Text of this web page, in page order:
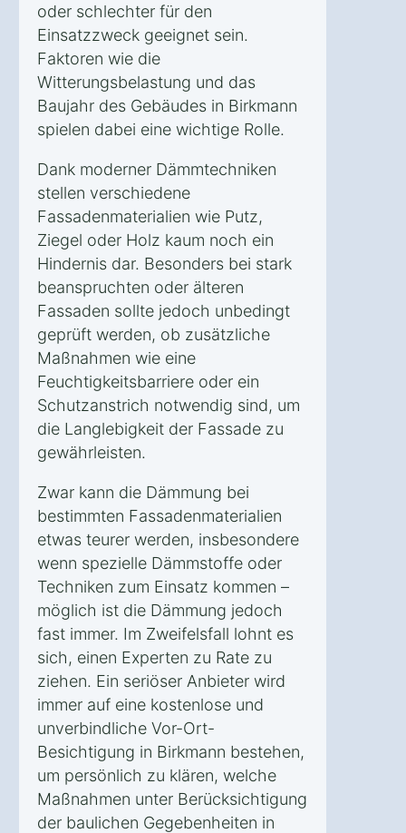
oder schlechter für den
Einsatzzweck geeignet sein.
Faktoren wie die
Witterungsbelastung und das
Baujahr des Gebäudes in Birkmann
spielen dabei eine wichtige Rolle.
Dank moderner Dämmtechniken
stellen verschiedene
Fassadenmaterialien wie Putz,
Ziegel oder Holz kaum noch ein
Hindernis dar. Besonders bei stark
beanspruchten oder älteren
Fassaden sollte jedoch unbedingt
geprüft werden, ob zusätzliche
Maßnahmen wie eine
Feuchtigkeitsbarriere oder ein
Schutzanstrich notwendig sind, um
die Langlebigkeit der Fassade zu
gewährleisten.
Zwar kann die Dämmung bei
bestimmten Fassadenmaterialien
etwas teurer werden, insbesondere
wenn spezielle Dämmstoffe oder
Techniken zum Einsatz kommen –
möglich ist die Dämmung jedoch
fast immer. Im Zweifelsfall lohnt es
sich, einen Experten zu Rate zu
ziehen. Ein seriöser Anbieter wird
immer auf eine kostenlose und
unverbindliche Vor-Ort-
Besichtigung in Birkmann bestehen,
um persönlich zu klären, welche
Maßnahmen unter Berücksichtigung
der baulichen Gegebenheiten in